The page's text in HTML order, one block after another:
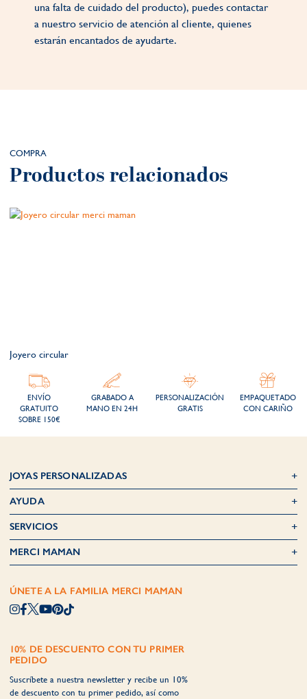
una falta de cuidado del producto), puedes contactar
a nuestro servicio de atención al cliente, quienes
estarán encantados de ayudarte.
COMPRA
Productos relacionados
Joyero circular
ENVÍO
GRATUITO
SOBRE 150€
GRABADO A
MANO EN 24H
PERSONALIZACIÓN
GRATIS
EMPAQUETADO
CON CARIÑO
JOYAS PERSONALIZADAS
AYUDA
SERVICIOS
MERCI MAMAN
ÚNETE A LA FAMILIA MERCI MAMAN
10% DE DESCUENTO CON TU PRIMER
PEDIDO
Suscríbete a nuestra newsletter y recibe un 10%
de descuento con tu primer pedido, así como